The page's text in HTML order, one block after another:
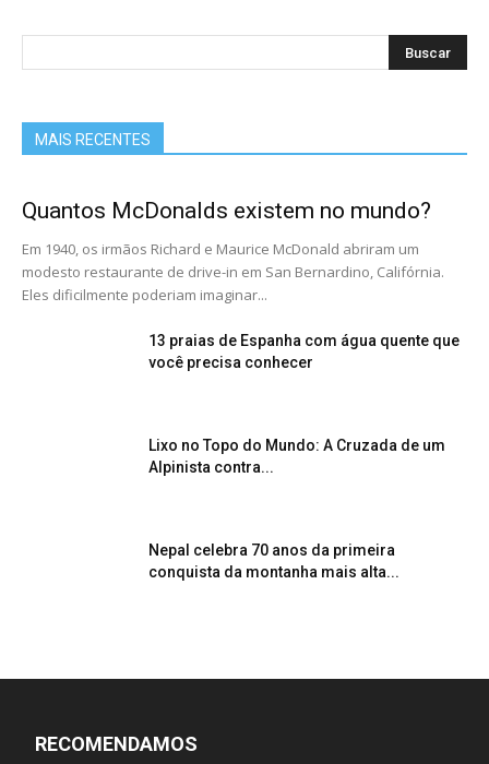
MAIS RECENTES
Quantos McDonalds existem no mundo?
Em 1940, os irmãos Richard e Maurice McDonald abriram um
modesto restaurante de drive-in em San Bernardino, Califórnia.
Eles dificilmente poderiam imaginar...
13 praias de Espanha com água quente que
você precisa conhecer
Lixo no Topo do Mundo: A Cruzada de um
Alpinista contra...
Nepal celebra 70 anos da primeira
conquista da montanha mais alta...
RECOMENDAMOS